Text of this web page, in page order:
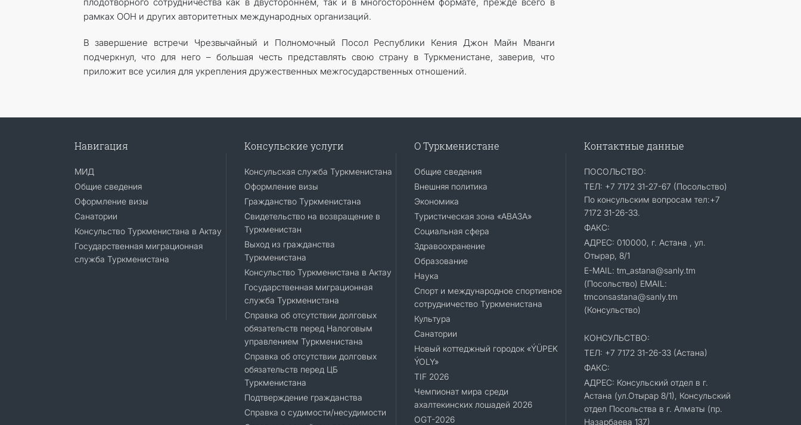
плодотворного сотрудничества как в двустороннем, так и в многостороннем формате, прежде всего в
рамках ООН и других авторитетных международных организаций.
В завершение встречи Чрезвычайный и Полномочный Посол Республики Кения Джон Майн Мванги
подчеркнул, что для него – большая честь представлять свою страну в Туркменистане, заверив, что
приложит все усилия для укрепления дружественных межгосударственных отношений.
Навигация
МИД
Общие сведения
Оформление визы
Санатории
Консульство Туркменистана в Актау
Государственная миграционная
служба Туркменистана
Консульские услуги
Консульская служба Туркменистана
Оформление визы
Гражданство Туркменистана
Cвидетельство на возвращение в
Туркменистан
Выход из гражданства
Туркменистана
Консульство Туркменистана в Актау
Государственная миграционная
служба Туркменистана
Справка об отсутствии долговых
обязательств перед Налоговым
управлением Туркменистана
Справка об отсутствии долговых
обязательств перед ЦБ
Туркменистана
Подтверждение гражданства
Справка о судимости/несудимости
О Туркменистане
Общие сведения
Внешняя политика
Экономика
Туристическая зона «АВАЗА»
Социальная сфера
Здравоохранение
Образование
Наука
Спорт и международное спортивное
сотрудничество Туркменистана
Культура
Санатории
Новый коттеджный городок «ÝÜPEK
ÝOLY»
TIF 2026
Чемпионат мира среди
ахалтекинских лошадей 2026
OGT-2026
Контактные данные
ПОСОЛЬСТВО:
ТЕЛ: +7 7172 31-27-67 (Посольство)
По консульским вопросам тел:+7
7172 31-26-33.
ФАКС:
АДРЕС: 010000, г. Астана , ул.
Отырар, 8/1
E-MAIL: tm_astana@sanly.tm
(Посольство) EMAIL:
tmconsastana@sanly.tm
(Консульство)
КОНСУЛЬСТВО:
ТЕЛ: +7 7172 31-26-33 (Астана)
ФАКС:
АДРЕС: Консульский отдел в г.
Астана (ул.Отырар 8/1), Консульский
отдел Посольства в г. Алматы (пр.
Назарбаева 137)